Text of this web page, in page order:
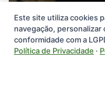
SENAI
tecnológicas
Este site utiliza cookies
navegação,
conformidade com a
Política de Privacidade ·